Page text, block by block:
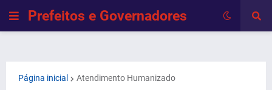
Prefeitos e Governadores
Página inicial Atendimento Humanizado